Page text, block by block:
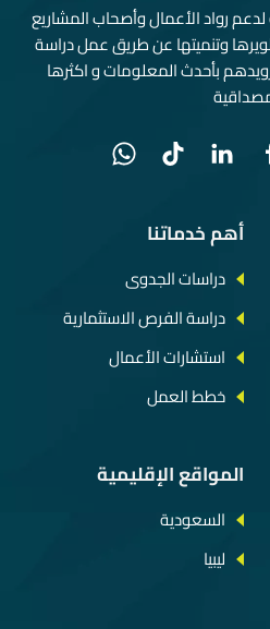
رواد الأعمال وأصحاب المشاريع
وتنميتها عن طريق عمل دراسة
بأحدث المعلومات و اكثرها
أهم خدماتنا
دراسات الجدوى
دراسة الفرص الاستثمارية
استشارات الأعمال
خطط العمل
المواقع الإقليمية
السعودية
ليبيا